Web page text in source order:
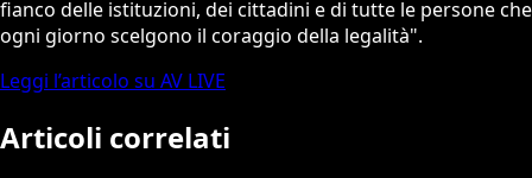
fianco delle istituzioni, dei cittadini e di tutte le persone che
ogni giorno scelgono il coraggio della legalità".
Leggi l’articolo su AV LIVE
Articoli correlati